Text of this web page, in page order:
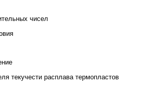
чисел
текучести расплава термопластов